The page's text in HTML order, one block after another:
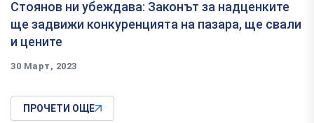
Стоянов ни убеждава: Законът за надценките
ще задвижи конкуренцията на пазара, ще свали
и цените
30 Март, 2023
ПРОЧЕТИ ОЩЕ